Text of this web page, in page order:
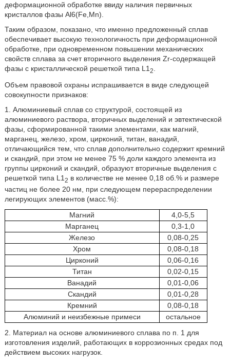
деформационной обработке ввиду наличия первичных
кристаллов фазы Al6(Fe,Mn).
Таким образом, показано, что именно предложенный сплав
обеспечивает высокую технологичность при деформационной
обработке, при одновременном повышении механических
свойств сплава за счет вторичного выделения Zr-содержащей
фазы с кристаллической решеткой типа L1 2
Объем правовой охраны испрашивается в виде следующей
совокупности признаков:
1. Алюминиевый сплав со структурой, состоящей из
алюминиевого раствора, вторичных выделений и эвтектической
фазы, сформированной такими элементами, как магний,
марганец, железо, хром, цирконий, титан, ванадий,
отличающийся тем, что сплав дополнительно содержит кремний
и скандий, при этом не менее 75 % доли каждого элемента из
группы цирконий и скандий, образуют вторичные выделения с
решеткой типа L1 2 в количестве не менее 0,18 об.% и размере
частиц не более 20 нм, при следующем перераспределении
легирующих элементов (масс.%):
Магний
4,0-5,5
Марганец
0,3-1,0
Железо
0,08-0,25
Хром
0,08-0,18
Цирконий
0,06-0,16
Титан
0,02-0,15
Ванадий
0,01-0,06
Скандий
0,01-0,28
Кремний
0,08-0,18
Алюминий и неизбежные примеси
остальное
2. Материал на основе алюминиевого сплава по п. 1 для
изготовления изделий, работающих в коррозионных средах под
действием высоких нагрузок.